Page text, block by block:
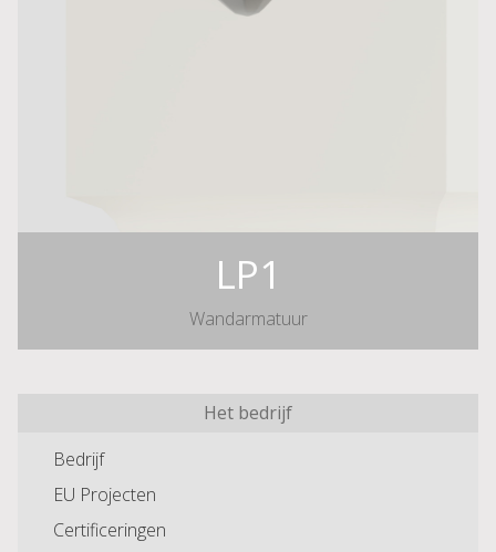
LP1
Wandarmatuur
Het bedrijf
Bedrijf
EU Projecten
Certificeringen